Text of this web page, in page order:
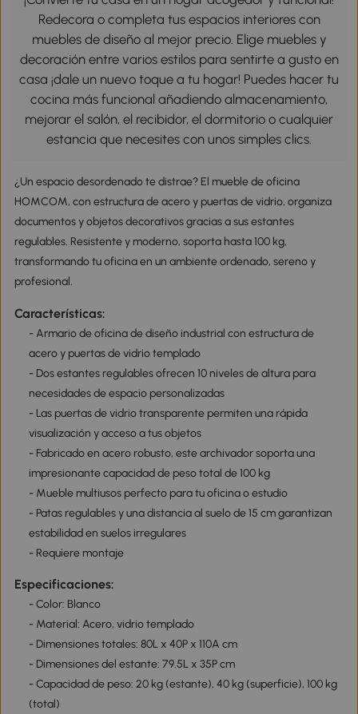
Redecora o completa tus espacios interiores con
muebles de diseño al mejor precio. Elige muebles y
decoración entre varios estilos para sentirte a gusto en
casa ¡dale un nuevo toque a tu hogar! Puedes hacer tu
cocina más funcional añadiendo almacenamiento,
mejorar el salón, el recibidor, el dormitorio o cualquier
estancia que necesites con unos simples clics.
¿Un espacio desordenado te distrae? El mueble de oficina
HOMCOM, con estructura de acero y puertas de vidrio, organiza
documentos y objetos decorativos gracias a sus estantes
regulables. Resistente y moderno, soporta hasta 100 kg,
transformando tu oficina en un ambiente ordenado, sereno y
profesional.
Características:
- Armario de oficina de diseño industrial con estructura de
acero y puertas de vidrio templado
- Dos estantes regulables ofrecen 10 niveles de altura para
necesidades de espacio personalizadas
- Las puertas de vidrio transparente permiten una rápida
visualización y acceso a tus objetos
- Fabricado en acero robusto, este archivador soporta una
impresionante capacidad de peso total de 100 kg
- Mueble multiusos perfecto para tu oficina o estudio
- Patas regulables y una distancia al suelo de 15 cm garantizan
estabilidad en suelos irregulares
- Requiere montaje
Especificaciones:
- Color: Blanco
- Material: Acero, vidrio templado
- Dimensiones totales: 80L x 40P x 110A cm
- Dimensiones del estante: 79.5L x 35P cm
- Capacidad de peso: 20 kg (estante), 40 kg (superficie), 100 kg
(total)